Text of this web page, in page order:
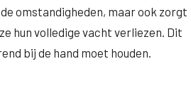
omstandigheden, maar ook zorgt
hun volledige vacht verliezen. Dit
bij de hand moet houden.